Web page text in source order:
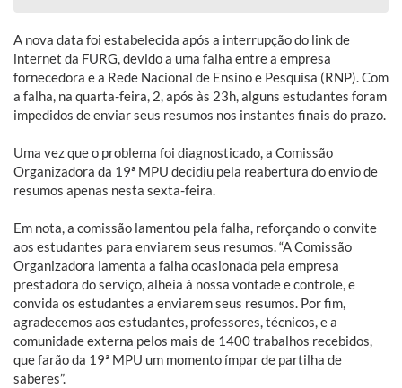
A nova data foi estabelecida após a interrupção do link de
internet da FURG, devido a uma falha entre a empresa
fornecedora e a Rede Nacional de Ensino e Pesquisa (RNP). Com
a falha, na quarta-feira, 2, após às 23h, alguns estudantes foram
impedidos de enviar seus resumos nos instantes finais do prazo.
Uma vez que o problema foi diagnosticado, a Comissão
Organizadora da 19ª MPU decidiu pela reabertura do envio de
resumos apenas nesta sexta-feira.
Em nota, a comissão lamentou pela falha, reforçando o convite
aos estudantes para enviarem seus resumos. “A Comissão
Organizadora lamenta a falha ocasionada pela empresa
prestadora do serviço, alheia à nossa vontade e controle, e
convida os estudantes a enviarem seus resumos. Por fim,
agradecemos aos estudantes, professores, técnicos, e a
comunidade externa pelos mais de 1400 trabalhos recebidos,
que farão da 19ª MPU um momento ímpar de partilha de
saberes”.